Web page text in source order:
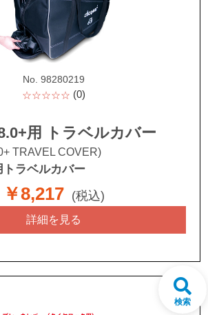
No. 98280219
☆☆☆☆☆ (0)
用 トラベルカバー
TRAVEL COVER)
トラベルカバー
￥8,217 (税込)
詳細を見る